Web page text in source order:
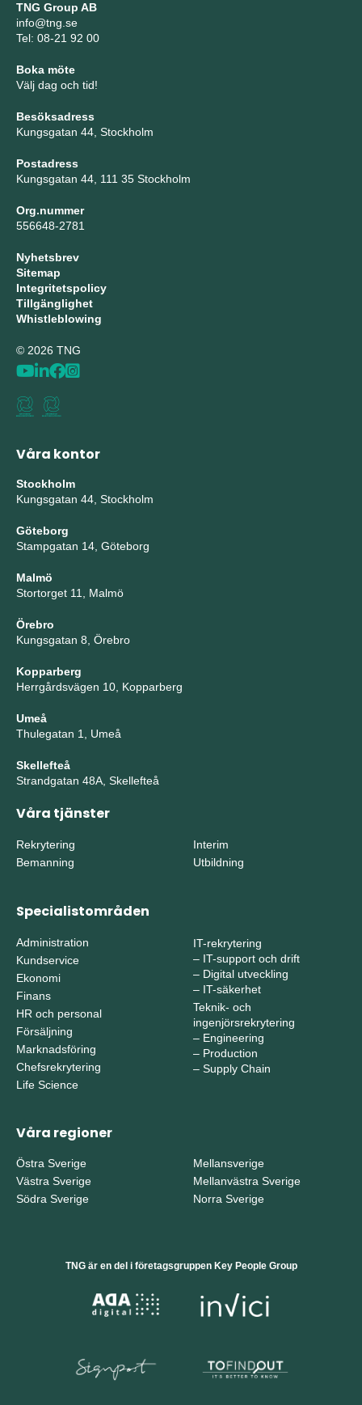
TNG Group AB
info@tng.se
Tel: 08-21 92 00
Boka möte
Välj dag och tid!
Besöksadress
Kungsgatan 44, Stockholm
Postadress
Kungsgatan 44, 111 35 Stockholm
Org.nummer
556648-2781
Nyhetsbrev
Sitemap
Integritetspolicy
Tillgänglighet
Whistleblowing
© 2026 TNG
Våra kontor
Stockholm
Kungsgatan 44, Stockholm
Göteborg
Stampgatan 14, Göteborg
Malmö
Stortorget 11, Malmö
Örebro
Kungsgatan 8, Örebro
Kopparberg
Herrgårdsvägen 10, Kopparberg
Umeå
Thulegatan 1, Umeå
Skellefteå
Strandgatan 48A, Skellefteå
Våra tjänster
Rekrytering
Bemanning
Interim
Utbildning
Specialistområden
Administration
Kundservice
Ekonomi
Finans
HR och personal
Försäljning
Marknadsföring
Chefsrekrytering
Life Science
IT-rekrytering
– IT-support och drift
– Digital utveckling
– IT-säkerhet
Teknik- och
ingenjörsrekrytering
– Engineering
– Production
– Supply Chain
Våra regioner
Östra Sverige
Västra Sverige
Södra Sverige
Mellansverige
Mellanvästra Sverige
Norra Sverige
TNG är en del i företagsgruppen Key People Group